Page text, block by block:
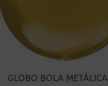
GLOBO BOLA METÁLICA